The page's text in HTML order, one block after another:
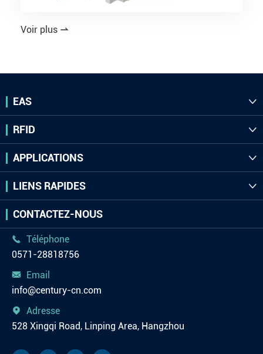
Voir plus 
EAS 
RFID 
APPLICATIONS 
LIENS RAPIDES 
CONTACTEZ-NOUS

Téléphone
0571-28818756

Email
info@century-cn.com

Adresse
528 Xingqi Road, Linping Area, Hangzhou